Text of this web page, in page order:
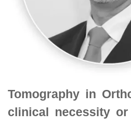
Tomography in
clinical necessity or